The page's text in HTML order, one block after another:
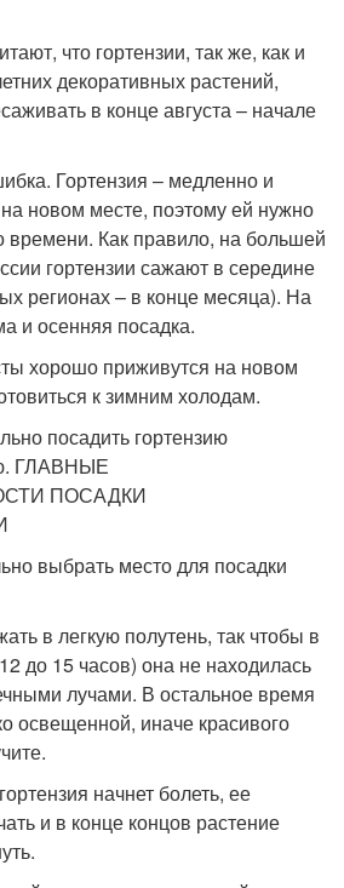
что гортензии, так же, как и
декоративных растений,
в конце августа – начале
Гортензия – медленно и
новом месте, поэтому ей нужно
времени. Как правило, на большей
гортензии сажают в середине
регионах – в конце месяца). На
и осенняя посадка.
хорошо приживутся на новом
к зимним холодам.
выбрать место для посадки
в легкую полутень, так чтобы в
до 15 часов) она не находилась
лучами. В остальное время
освещенной, иначе красивого
начнет болеть, ее
и в конце концов растение